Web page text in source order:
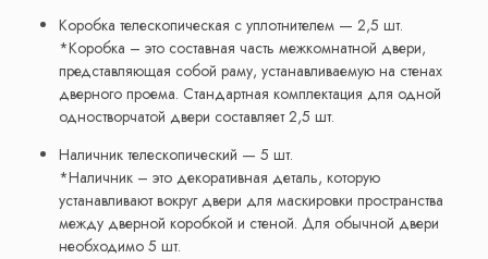
Коробка телескопическая с уплотнителем — 2,5 шт.
*Коробка – это составная часть межкомнатной двери,
представляющая собой раму, устанавливаемую на стенах
дверного проема. Стандартная комплектация для одной
одностворчатой двери составляет 2,5 шт.
Наличник телескопический — 5 шт.
*Наличник – это декоративная деталь, которую
устанавливают вокруг двери для маскировки пространства
между дверной коробкой и стеной. Для обычной двери
необходимо 5 шт.